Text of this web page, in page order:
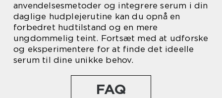
anvendelsesmetoder og integrere serum i din
daglige hudplejerutine kan du opnå en
forbedret hudtilstand og en mere
ungdommelig teint. Fortsæt med at udforske
og eksperimentere for at finde det ideelle
serum til dine unikke behov.
FAQ